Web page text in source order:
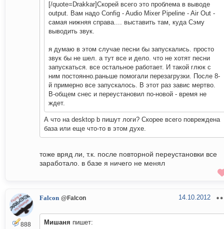
[/quote=Drakkar]Скорей всего это проблема в выводе
output. Вам надо Config - Audio Mixer Pipeline - Air Out -
самая нижняя справа.... выставить там, куда Сэму
выводить звук.
я думаю в этом случае песни бы запускались. просто
звук бы не шел. а тут все и дело. что не хотят песни
запускаться. все остальное работает. И такой глюк с
ним постоянно.раньше помогали перезагрузки. После 8-
й примерно все запускалось. В этот раз завис мертво.
В-общем снес и переустановил по-новой - время не
ждет.
А что на desktop b пишут логи? Скорее всего повреждена
база или еще что-то в этом духе.
тоже вряд ли, т.к. после повторной переустановки все
заработало. в базе я ничего не менял
888
Falcon @Falcon 14.10.2012
Мишаня пишет: